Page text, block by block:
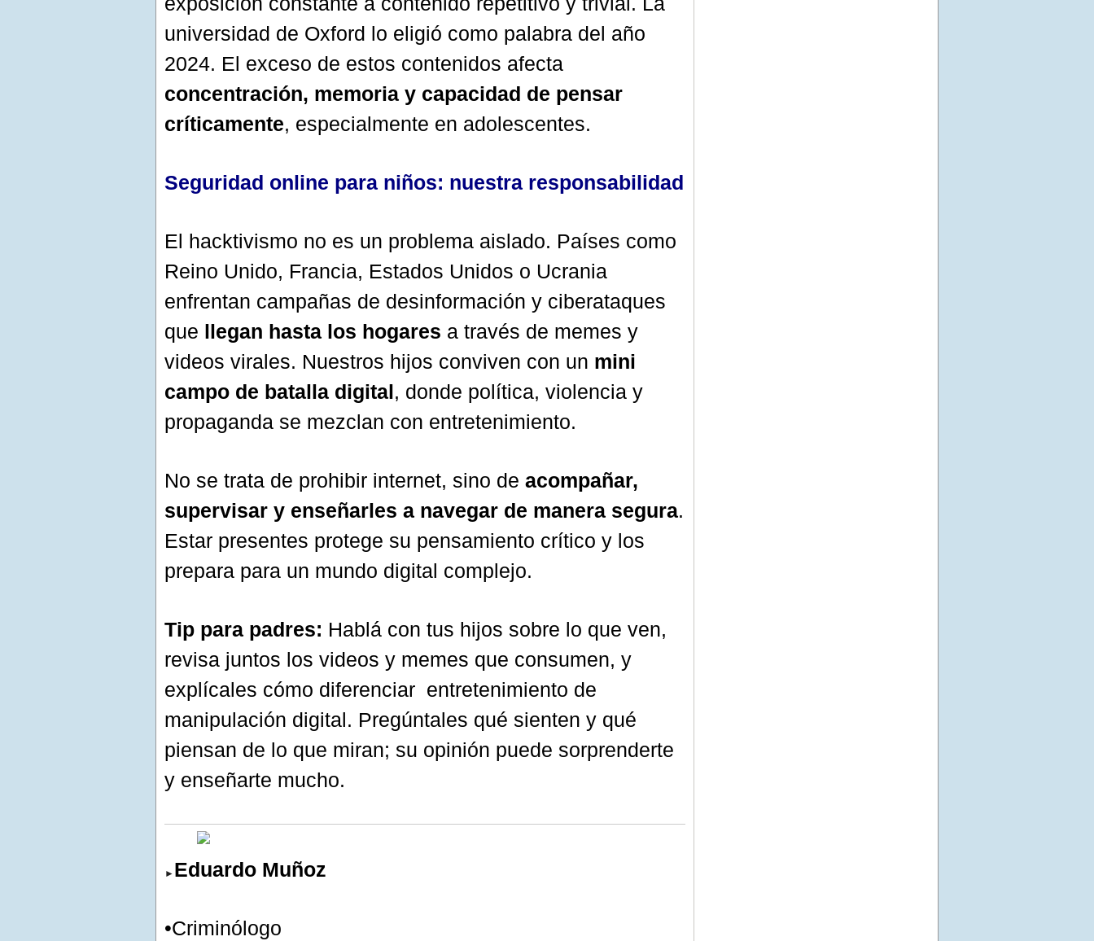
universidad de Oxford lo eligió como palabra del año
2024. El exceso de estos contenidos afecta
concentración, memoria y capacidad de pensar
críticamente, especialmente en adolescentes.
Seguridad online para niños: nuestra responsabilidad
El hacktivismo no es un problema aislado. Países como
Reino Unido, Francia, Estados Unidos o Ucrania
enfrentan campañas de desinformación y ciberataques
que llegan hasta los hogares a través de memes y
videos virales. Nuestros hijos conviven con un mini
campo de batalla digital, donde política, violencia y
propaganda se mezclan con entretenimiento.
No se trata de prohibir internet, sino de acompañar,
supervisar y enseñarles a navegar de manera segura.
Estar presentes protege su pensamiento crítico y los
prepara para un mundo digital complejo.
Tip para padres: Hablá con tus hijos sobre lo que ven,
revisa juntos los videos y memes que consumen, y
explícales cómo diferenciar entretenimiento de
manipulación digital. Pregúntales qué sienten y qué
piensan de lo que miran; su opinión puede sorprenderte
y enseñarte mucho.
► Eduardo Muñoz
•Criminólogo